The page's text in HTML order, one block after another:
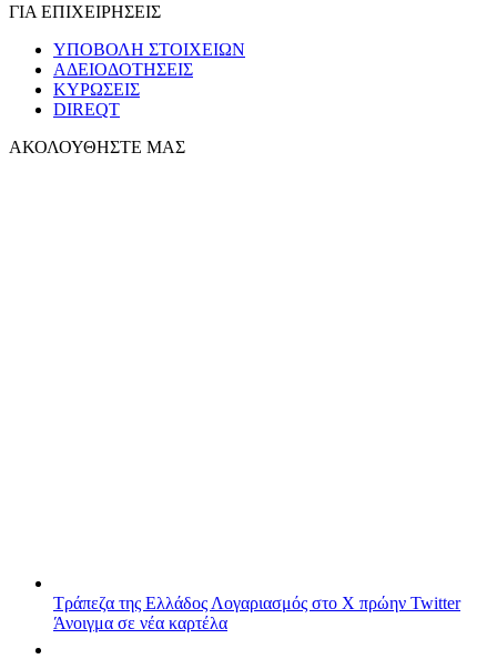
ΓΙΑ ΕΠΙΧΕΙΡΗΣΕΙΣ
ΥΠΟΒΟΛΗ ΣΤΟΙΧΕΙΩΝ
ΑΔΕΙΟΔΟΤΗΣΕΙΣ
ΚΥΡΩΣΕΙΣ
DIREQT
ΑΚΟΛΟΥΘΗΣΤΕ ΜΑΣ
Τράπεζα της Ελλάδος Λογαριασμός στο X πρώην Twitter
Άνοιγμα σε νέα καρτέλα